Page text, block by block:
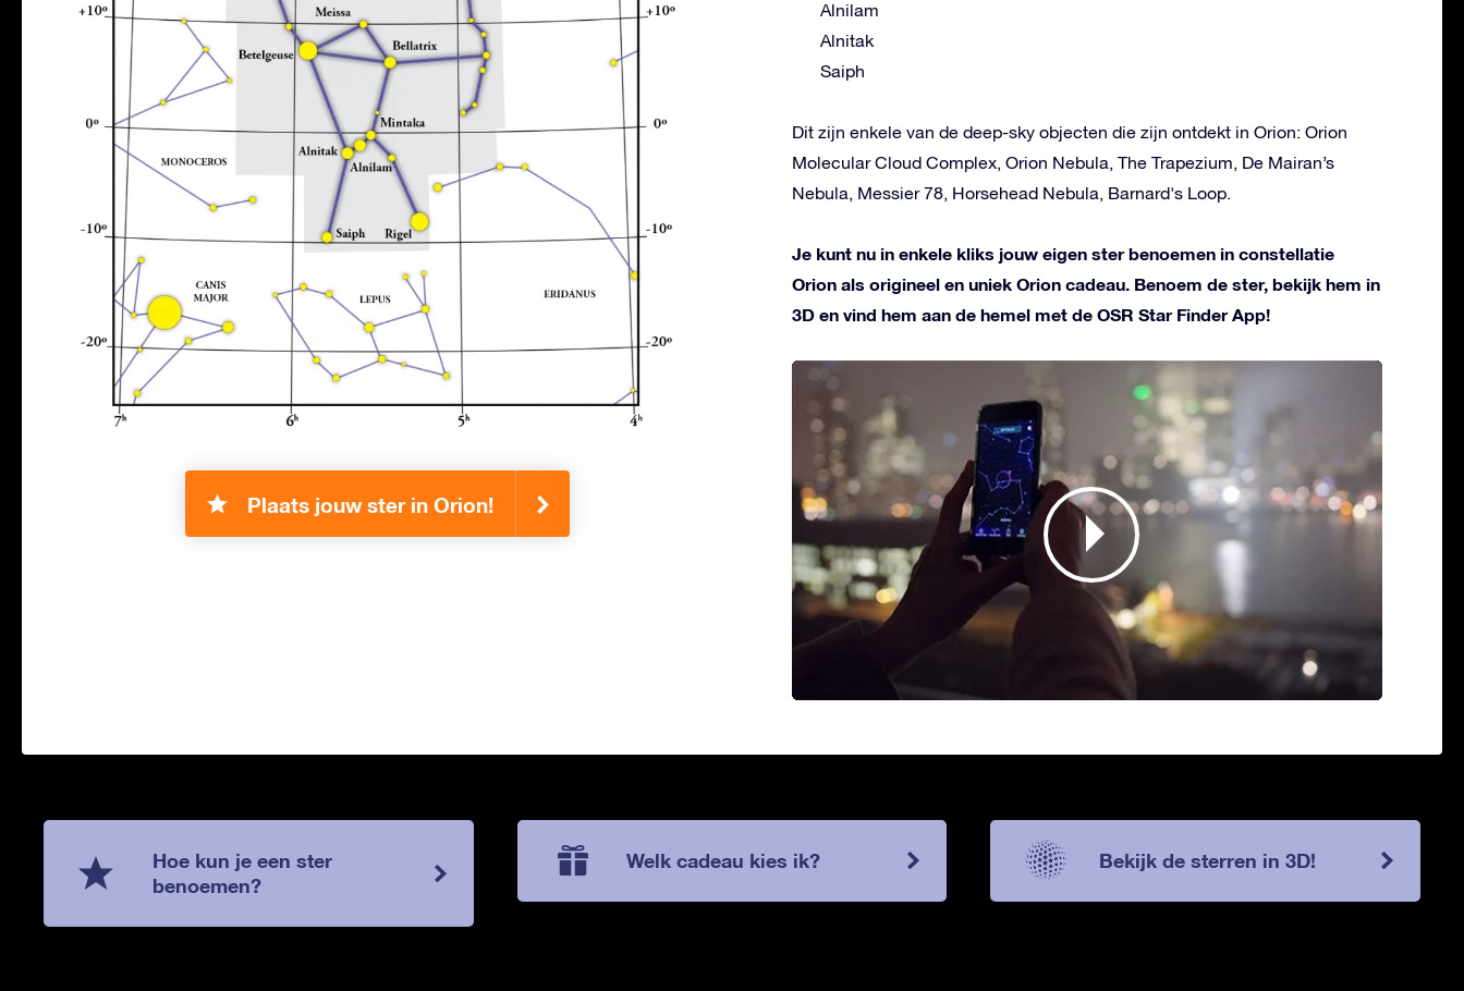
Plaats jouw ster in Orion!
Alnilam
Alnitak
Saiph
Dit zijn enkele van de deep-sky objecten die zijn ontdekt in Orion: Orion
Molecular Cloud Complex, Orion Nebula, The Trapezium, De Mairan’s
Nebula, Messier 78, Horsehead Nebula, Barnard's Loop.
Je kunt nu in enkele kliks jouw eigen ster benoemen in constellatie
Orion als origineel en uniek Orion cadeau. Benoem de ster, bekijk hem in
3D en vind hem aan de hemel met de OSR Star Finder App!
Hoe kun je een ster
benoemen?
Welk cadeau kies ik? Bekijk de sterren in 3D!